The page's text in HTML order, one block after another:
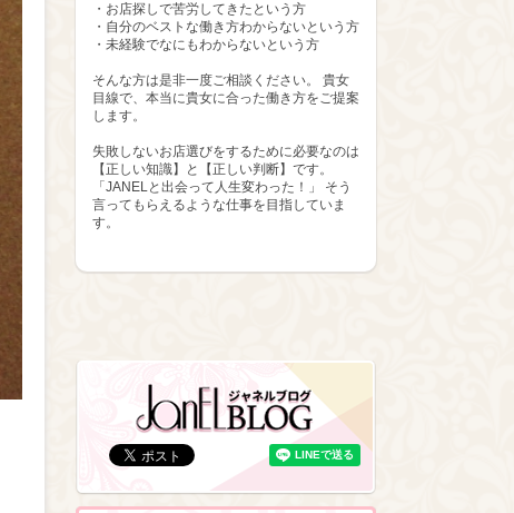
・お店探しで苦労してきたという方
・自分のベストな働き方わからないという方
・未経験でなにもわからないという方
そんな方は是非一度ご相談ください。 貴女
目線で、本当に貴女に合った働き方をご提案
します。
失敗しないお店選びをするために必要なのは
【正しい知識】と【正しい判断】です。
「JANELと出会って人生変わった！」 そう
言ってもらえるような仕事を目指していま
す。